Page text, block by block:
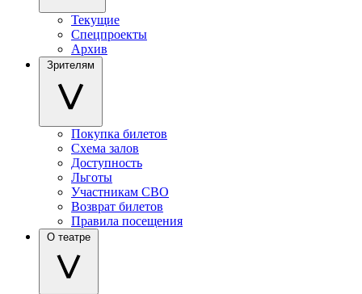
Текущие
Спецпроекты
Архив
Зрителям
Покупка билетов
Схема залов
Доступность
Льготы
Участникам СВО
Возврат билетов
Правила посещения
О театре